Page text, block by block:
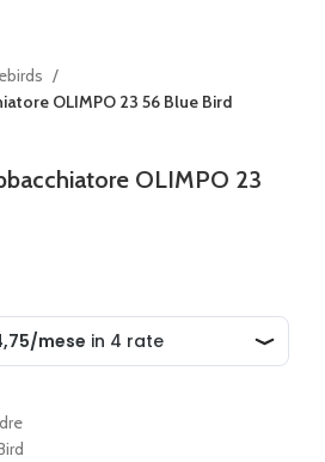
OLIMPO 23 56 Blue Bird
OLIMPO 23